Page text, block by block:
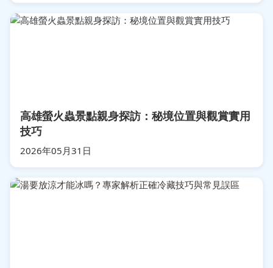
高雄螢火蟲景點親身探訪：秘境位置與觀賞實用
技巧
2026年05月31日